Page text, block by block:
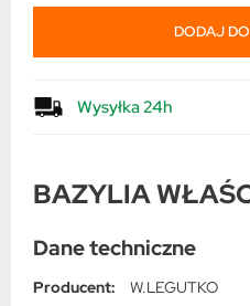
BAZYLIA
Dane techniczne
Producent:
W.LEGUTKO
DODAJ
Wysyłka 24h